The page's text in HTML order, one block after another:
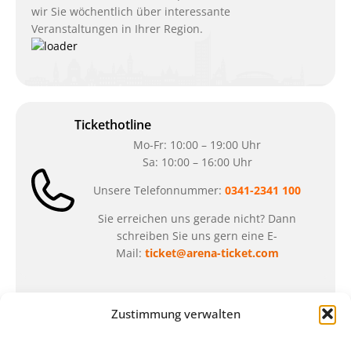
Zustimmung verwalten
wir Sie wöchentlich über interessante
Veranstaltungen in Ihrer Region.
Tickethotline
Mo-Fr: 10:00 – 19:00 Uhr
Sa: 10:00 – 16:00 Uhr
Unsere Telefonnummer: 0341-2341 100
Sie erreichen uns gerade nicht? Dann
schreiben Sie uns gern eine E-
Mail: ticket@arena-ticket.com
unsere Sonderöffnungszeiten im Sommer: